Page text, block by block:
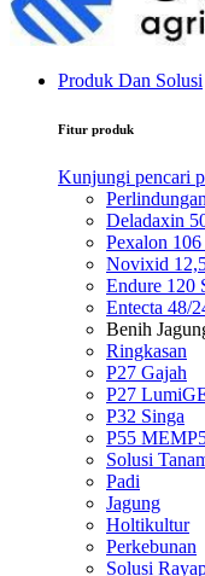
Produk Dan Solusi
Fitur produk
Kunjungi pencari
Deladaxin
Pexalon 106
Novixid
Endure 120
Entecta 48/
Benih
Ringkasan
P27 Gajah
P27
P32 Singa
P55
Solusi
Padi
Jagung
Holtikultur
Perkebunan
Solusi